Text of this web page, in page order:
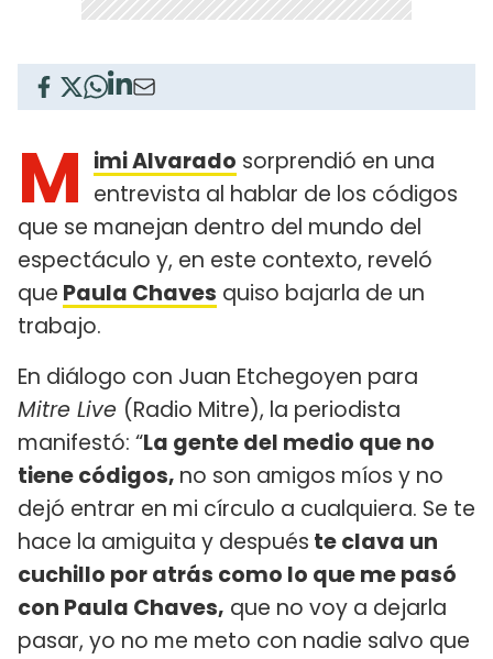
M imi Alvarado sorprendió en una
entrevista al hablar de los códigos
que se manejan dentro del mundo del
espectáculo y, en este contexto, reveló
que Paula Chaves quiso bajarla de un
trabajo.
En diálogo con Juan Etchegoyen para
Mitre Live (Radio Mitre), la periodista
manifestó: “La gente del medio que no
tiene códigos, no son amigos míos y no
dejó entrar en mi círculo a cualquiera. Se te
hace la amiguita y después te clava un
cuchillo por atrás como lo que me pasó
con Paula Chaves, que no voy a dejarla
pasar, yo no me meto con nadie salvo que